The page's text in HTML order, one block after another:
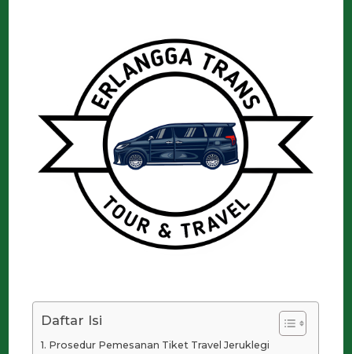
Daftar Isi
Prosedur Pemesanan Tiket Travel Jeruklegi